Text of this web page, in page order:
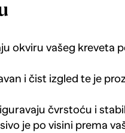
okviru vašeg kreveta
i čist izgled te je
čvrstoću i
je po visini prema